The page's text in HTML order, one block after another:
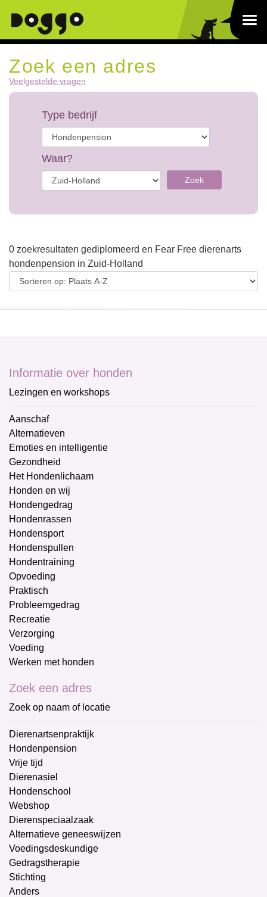
Zoek een adres
Veelgestelde vragen
Type bedrijf
Waar?
Zoek
0 zoekresultaten gediplomeerd en Fear Free dierenarts
hondenpension in Zuid-Holland
Informatie over honden
Lezingen en workshops
Aanschaf
Alternatieven
Emoties en intelligentie
Gezondheid
Het Hondenlichaam
Honden en wij
Hondengedrag
Hondenrassen
Hondensport
Hondenspullen
Hondentraining
Opvoeding
Praktisch
Probleemgedrag
Recreatie
Verzorging
Voeding
Werken met honden
Zoek een adres
Zoek op naam of locatie
Dierenartsenpraktijk
Hondenpension
Vrije tijd
Dierenasiel
Hondenschool
Webshop
Dierenspeciaalzaak
Alternatieve geneeswijzen
Voedingsdeskundige
Gedragstherapie
Stichting
Anders